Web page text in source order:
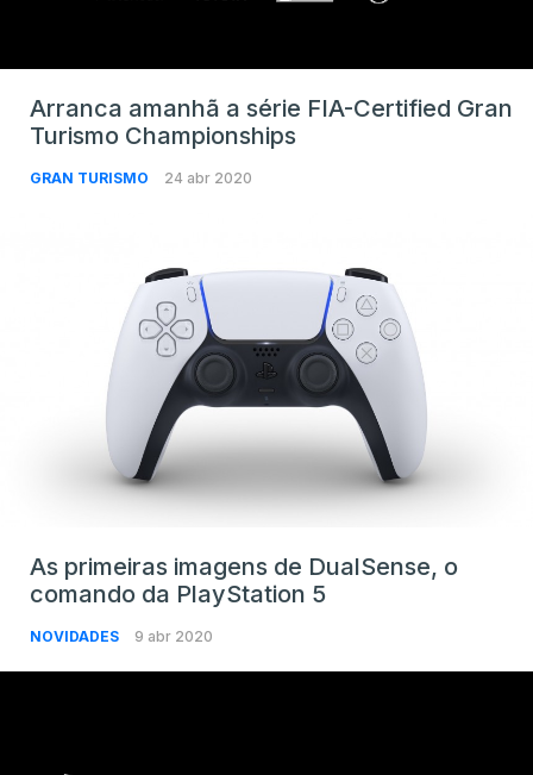
Arranca amanhã a série FIA-Certified Gran
Turismo Championships
GRAN TURISMO 24 abr 2020
As primeiras imagens de DualSense, o
comando da PlayStation 5
NOVIDADES 9 abr 2020